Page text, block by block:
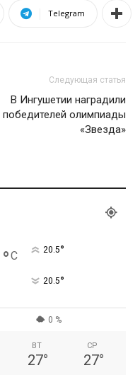
Telegram
Следующая статья
В Ингушетии наградили
победителей олимпиады
«Звезда»
°C 20.5°
20.5°
0 %
ВТ
27°
СР
27°